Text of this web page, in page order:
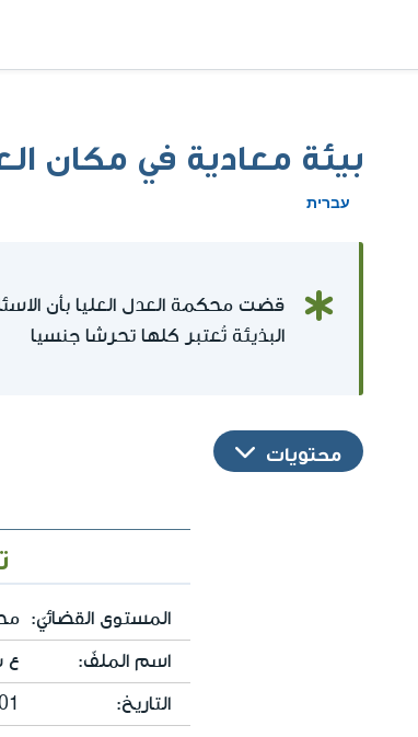
بيئة معادية في مكان
עברית
قضت محكمة العدل العليا بأن
البذيئة تُعتبر كلها تحرشا جنسيا
محتويات
المستوى القضائيّ:
اسم الملفّ: ع ش
التاريخ: